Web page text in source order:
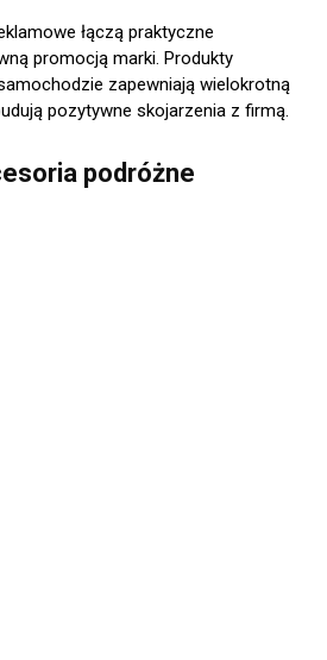
łączą praktyczne
promocją marki. Produkty
zapewniają wielokrotną
pozytywne skojarzenia z firmą.
podróżne